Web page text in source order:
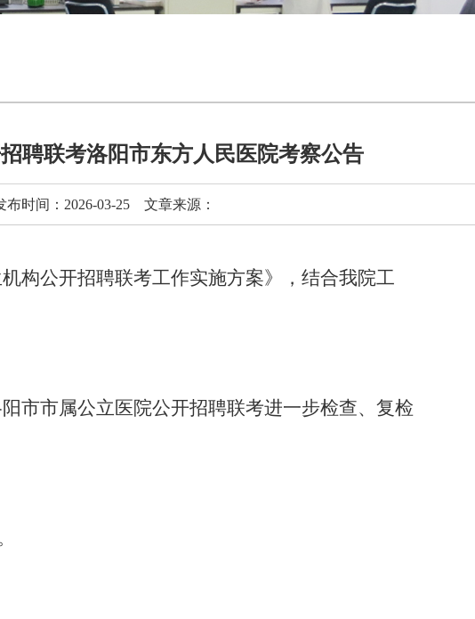
聘联考洛阳市东方人民医院考察公告
间：2026-03-25 文章来源：
构公开招聘联考工作实施方案》，结合我院工
市市属公立医院公开招聘联考进一步检查、复检